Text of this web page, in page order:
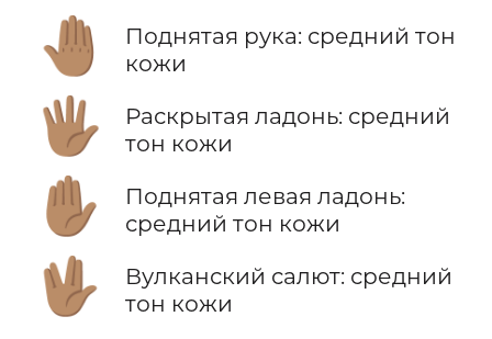
🤚🏽
Поднятая рука: средний тон
кожи
🖐🏽
Раскрытая ладонь: средний
тон кожи
✋🏽
Поднятая левая ладонь:
средний тон кожи
🖖🏽
Вулканский салют: средний
тон кожи